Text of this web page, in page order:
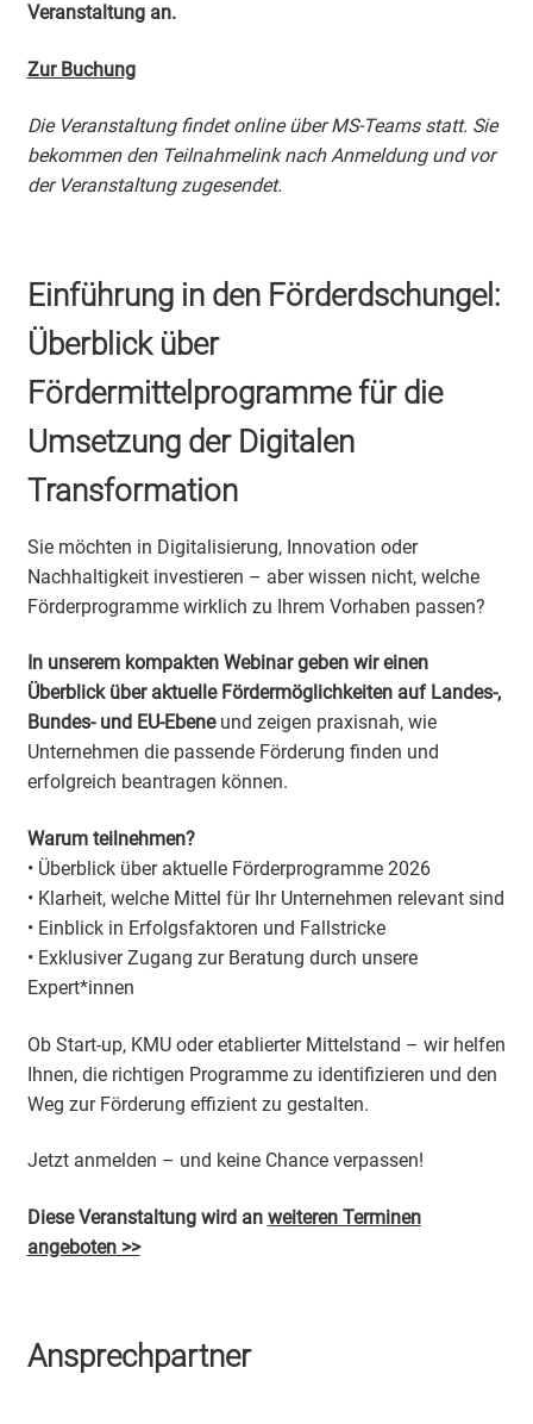
Veranstaltung an.
Zur Buchung
Die Veranstaltung findet online über MS-Teams statt. Sie
bekommen den Teilnahmelink nach Anmeldung und vor
der Veranstaltung zugesendet.
Einführung in den Förderdschungel:
Überblick über
Fördermittelprogramme für die
Umsetzung der Digitalen
Transformation
Sie möchten in Digitalisierung, Innovation oder
Nachhaltigkeit investieren – aber wissen nicht, welche
Förderprogramme wirklich zu Ihrem Vorhaben passen?
In unserem kompakten Webinar geben wir einen
Überblick über aktuelle Fördermöglichkeiten auf Landes-,
Bundes- und EU-Ebeneund zeigen praxisnah, wie
Unternehmen die passende Förderung finden und
erfolgreich beantragen können.
Warum teilnehmen?
• Überblick über aktuelle Förderprogramme 2026
• Klarheit, welche Mittel für Ihr Unternehmen relevant sind
• Einblick in Erfolgsfaktoren und Fallstricke
• Exklusiver Zugang zur Beratung durch unsere
Expert*innen
Ob Start-up, KMU oder etablierter Mittelstand – wir helfen
Ihnen, die richtigen Programme zu identifizieren und den
Weg zur Förderung effizient zu gestalten.
Jetzt anmelden – und keine Chance verpassen!
Diese Veranstaltung wird an weiteren Terminen
angeboten >>
Ansprechpartner